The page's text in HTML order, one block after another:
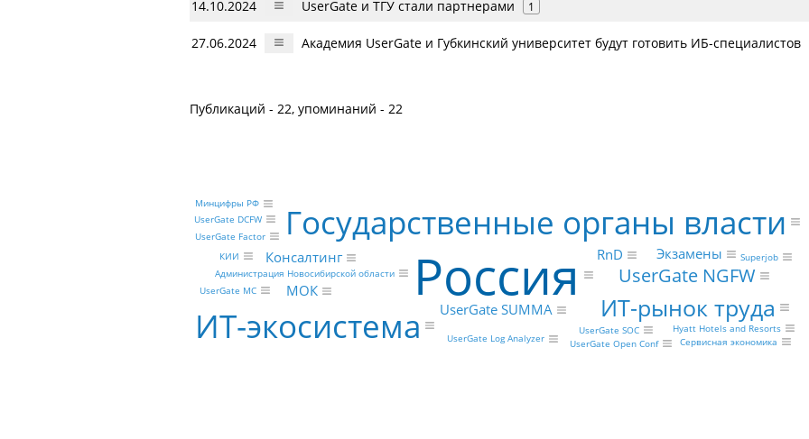
14.10.2024 UserGate и ТГУ стали партнерами 1
27.06.2024 Академия UserGate и Губкинский университет будут готовить ИБ-специалистов
Публикаций - 22, упоминаний - 22
Россия
Государственные органы власти
ИТ-экосистема ИТ-рынок труда
UserGate NGFW
UserGate SUMMA
RnD Экзамены
Консалтинг
МОК
Минцифры РФ
Администрация Новосибирской области
UserGate DCFW
UserGate Factor
UserGate Log Analyzer
UserGate MC
UserGate SOC
Сервисная экономика
КИИ
UserGate Open Conf
Superjob
Hyatt Hotels and Resorts